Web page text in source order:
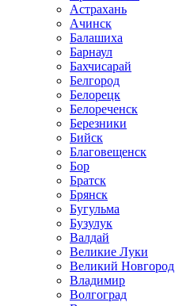
Астрахань
Ачинск
Балашиха
Барнаул
Бахчисарай
Белгород
Белорецк
Белореченск
Березники
Бийск
Благовещенск
Бор
Братск
Брянск
Бугульма
Бузулук
Валдай
Великие Луки
Великий Новгород
Владимир
Волгоград